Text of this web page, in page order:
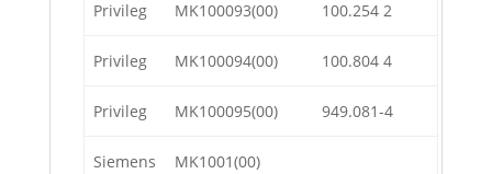
Privileg MK100093(00) 100.254 2
Privileg MK100094(00) 100.804 4
Privileg MK100095(00) 949.081-4
Siemens MK1001(00)